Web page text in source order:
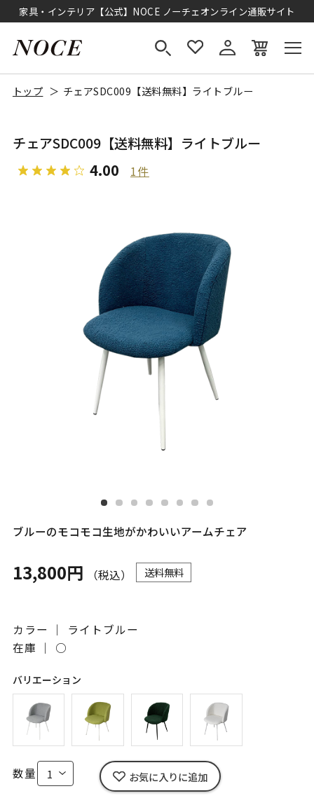
家具・インテリア【公式】NOCE ノーチェオンライン通販サイト
トップ チェアSDC009【送料無料】ライトブルー
チェアSDC009【送料無料】ライトブルー
4.00 1件
ブルーのモコモコ生地がかわいいアームチェア
13,800円 （税込） 送料無料
カラー ｜ ライトブルー
在庫 ｜ ○
バリエーション
数量 お気に入りに追加